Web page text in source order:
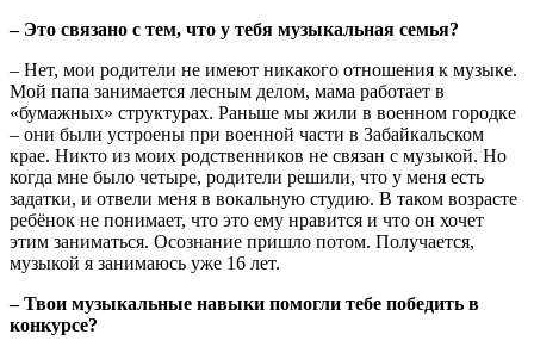
– Это связано с тем, что у тебя музыкальная семья?
– Нет, мои родители не имеют никакого отношения к музыке.
Мой папа занимается лесным делом, мама работает в
«бумажных» структурах. Раньше мы жили в военном городке
– они были устроены при военной части в Забайкальском
крае. Никто из моих родственников не связан с музыкой. Но
когда мне было четыре, родители решили, что у меня есть
задатки, и отвели меня в вокальную студию. В таком возрасте
ребёнок не понимает, что это ему нравится и что он хочет
этим заниматься. Осознание пришло потом. Получается,
музыкой я занимаюсь уже 16 лет.
– Твои музыкальные навыки помогли тебе победить в
конкурсе?